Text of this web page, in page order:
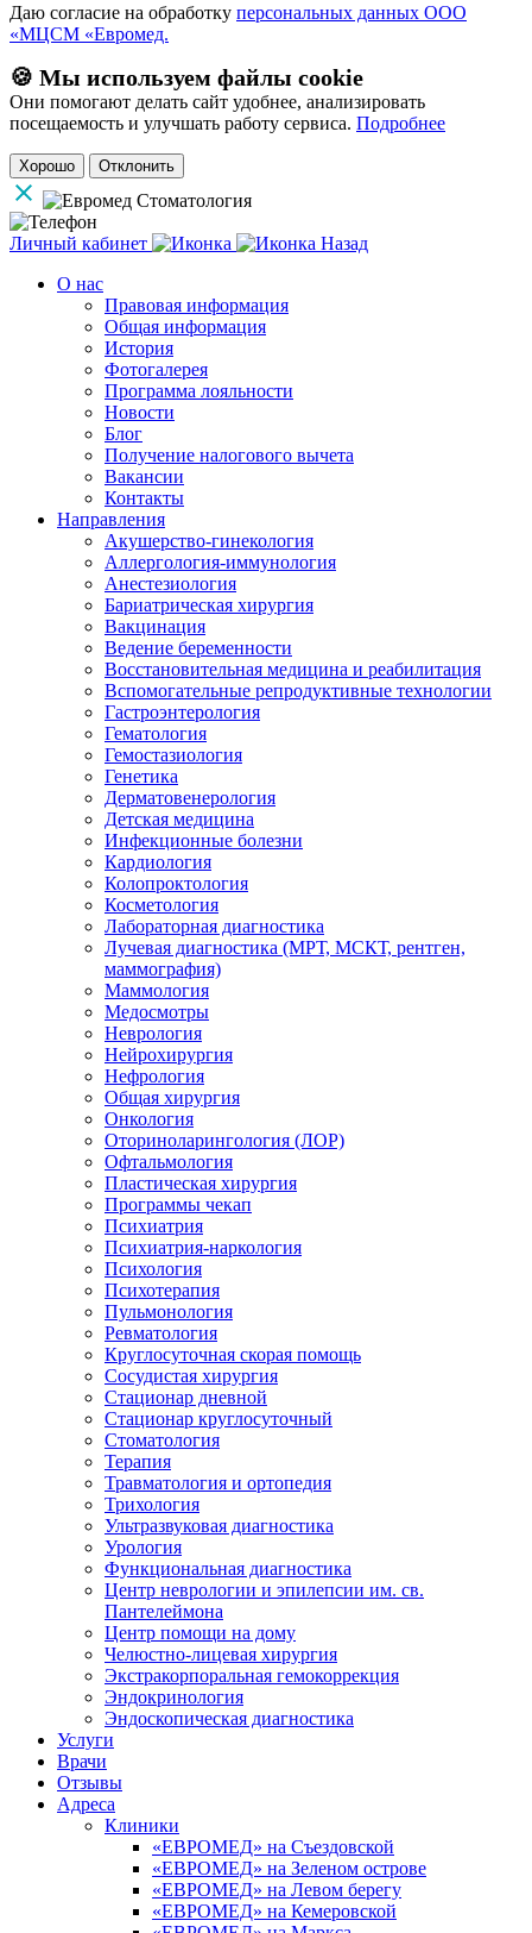
Даю согласие на обработку персональных данных ООО
«МЦСМ «Евромед.
🍪 Мы используем файлы cookie
Они помогают делать сайт удобнее, анализировать
посещаемость и улучшать работу сервиса. Подробнее
Хорошо Отклонить
Личный кабинет
Назад
О нас
Правовая информация
Общая информация
История
Фотогалерея
Программа лояльности
Новости
Блог
Получение налогового вычета
Вакансии
Контакты
Направления
Акушерство-гинекология
Аллергология-иммунология
Анестезиология
Бариатрическая хирургия
Вакцинация
Ведение беременности
Восстановительная медицина и реабилитация
Вспомогательные репродуктивные технологии
Гастроэнтерология
Гематология
Гемостазиология
Генетика
Дерматовенерология
Детская медицина
Инфекционные болезни
Кардиология
Колопроктология
Косметология
Лабораторная диагностика
Лучевая диагностика (МРТ, МСКТ, рентген,
маммография)
Маммология
Медосмотры
Неврология
Нейрохирургия
Нефрология
Общая хирургия
Онкология
Оториноларингология (ЛОР)
Офтальмология
Пластическая хирургия
Программы чекап
Психиатрия
Психиатрия-наркология
Психология
Психотерапия
Пульмонология
Ревматология
Круглосуточная скорая помощь
Сосудистая хирургия
Стационар дневной
Стационар круглосуточный
Стоматология
Терапия
Травматология и ортопедия
Трихология
Ультразвуковая диагностика
Урология
Функциональная диагностика
Центр неврологии и эпилепсии им. св.
Пантелеймона
Центр помощи на дому
Челюстно-лицевая хирургия
Экстракорпоральная гемокоррекция
Эндокринология
Эндоскопическая диагностика
Услуги
Врачи
Отзывы
Адреса
Клиники
«ЕВРОМЕД» на Съездовской
«ЕВРОМЕД» на Зеленом острове
«ЕВРОМЕД» на Левом берегу
«ЕВРОМЕД» на Кемеровской